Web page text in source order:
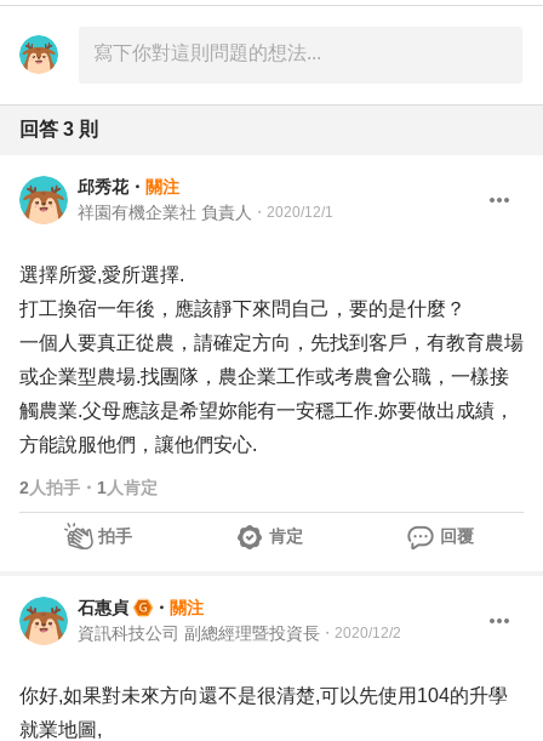
回答 3 則
邱秀花 ・ 關注
祥園有機企業社 負責人 ・ 2020/12/1
選擇所愛,愛所選擇.
打工換宿一年後，應該靜下來問自己，要的是什麼？
一個人要真正從農，請確定方向，先找到客戶，有教育農場
或企業型農場.找團隊，農企業工作或考農會公職，一樣接
觸農業.父母應該是希望妳能有一安穩工作.妳要做出成績，
方能說服他們，讓他們安心.
2 人拍手 ・ 1 人肯定
拍手 肯定 回覆
石惠貞 ・ 關注
資訊科技公司 副總經理暨投資長 ・ 2020/12/2
你好,如果對未來方向還不是很清楚,可以先使用104的升學
就業地圖,